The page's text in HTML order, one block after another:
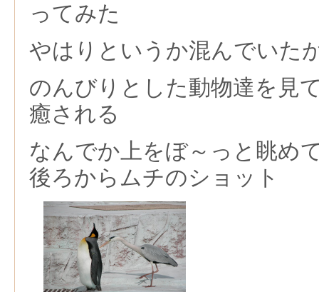
ってみた
やはりというか混んでいた
のんびりとした動物達を見
癒される
なんでか上をぼ～っと眺め
後ろからムチのショット